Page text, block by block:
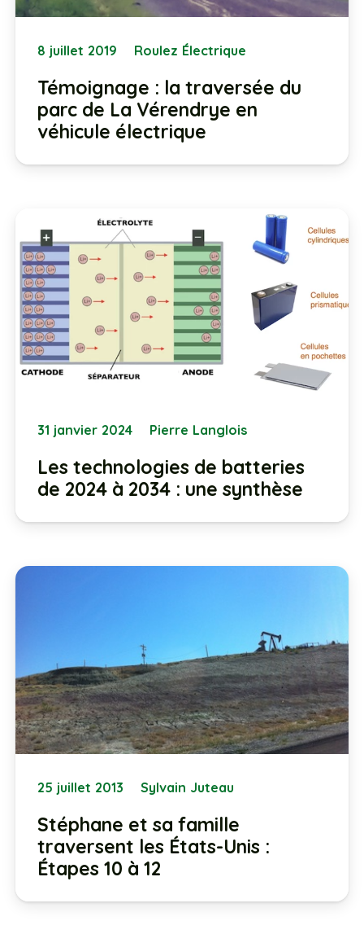
8 juillet 2019 Roulez Électrique
Témoignage : la traversée du
parc de La Vérendrye en
véhicule électrique
31 janvier 2024 Pierre Langlois
Les technologies de batteries
de 2024 à 2034 : une synthèse
25 juillet 2013 Sylvain Juteau
Stéphane et sa famille
traversent les États-Unis :
Étapes 10 à 12